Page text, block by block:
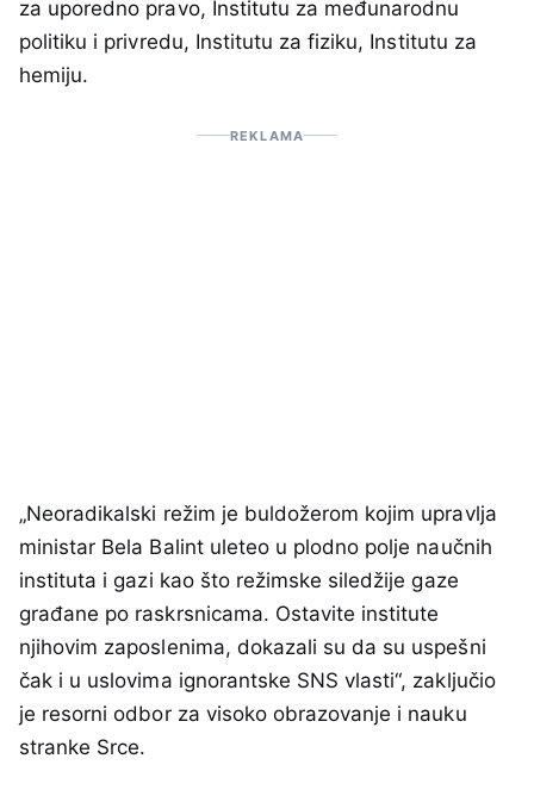
za uporedno pravo, Institutu za međunarodnu
politiku i privredu, Institutu za fiziku, Institutu za
hemiju.
REKLAMA
„Neoradikalski režim je buldožerom kojim upravlja
ministar Bela Balint uleteo u plodno polje naučnih
instituta i gazi kao što režimske siledžije gaze
građane po raskrsnicama. Ostavite institute
njihovim zaposlenima, dokazali su da su uspešni
čak i u uslovima ignorantske SNS vlasti“, zaključio
je resorni odbor za visoko obrazovanje i nauku
stranke Srce.